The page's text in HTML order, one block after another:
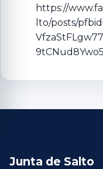
https://
lto/posts/
Junta de Salto